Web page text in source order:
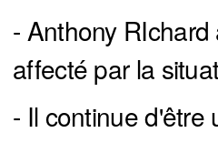
- Anthony
affecté par la
- Il continue d'être